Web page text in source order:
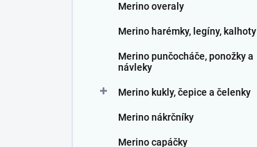
Merino overaly
Merino harémky, legíny, kalhoty
Merino punčocháče, ponožky a
návleky
Merino kukly, čepice a čelenky
Merino nákrčníky
Merino capáčky